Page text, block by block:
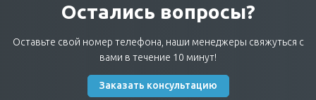
Остались вопросы?
Оставьте свой номер телефона, наши менеджеры свяжуться с
вами в течение 10 минут!
Заказать консультацию